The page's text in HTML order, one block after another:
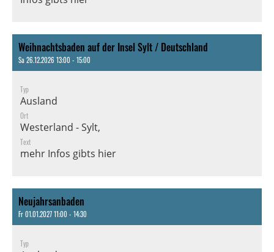
Weihnachtsbaden auf der Insel Sylt / Deutschland
Sa 26.12.2026 13:00 - 15:00
Typ
Ausland
Ort
Westerland - Sylt,
Text
mehr Infos gibts hier
Neujahrsanbaden
Fr 01.01.2027 11:00 - 14:30
Typ